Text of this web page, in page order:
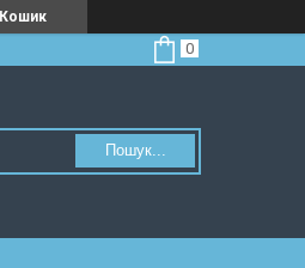
Кошик
Пошук...